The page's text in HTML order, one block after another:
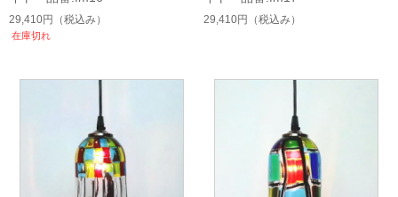
29,410円 （税込み）
在庫切れ
29,410円 （税込み）